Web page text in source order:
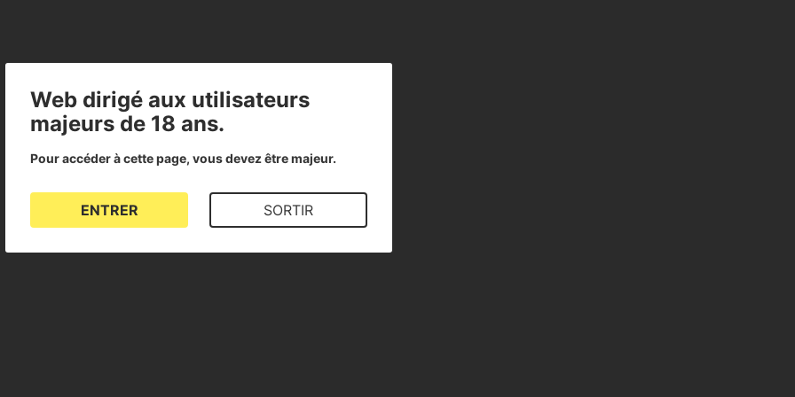
Web dirigé aux utilisateurs
majeurs de 18 ans.
Pour accéder à cette page, vous devez être majeur.
ENTRER SORTIR